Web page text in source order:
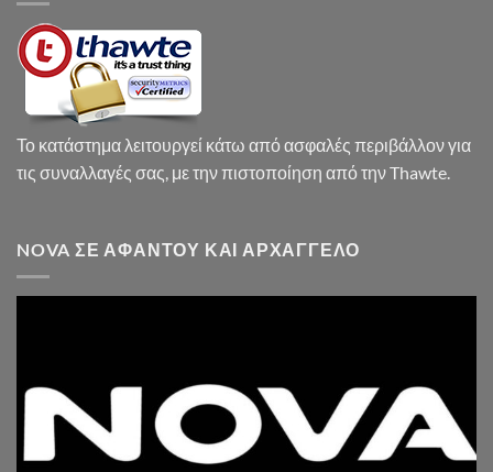
Το κατάστημα λειτουργεί κάτω από ασφαλές περιβάλλον για
τις συναλλαγές σας, με την πιστοποίηση από την Thawte.
NOVA ΣΕ ΑΦΆΝΤΟΥ ΚΑΙ ΑΡΧΆΓΓΕΛΟ